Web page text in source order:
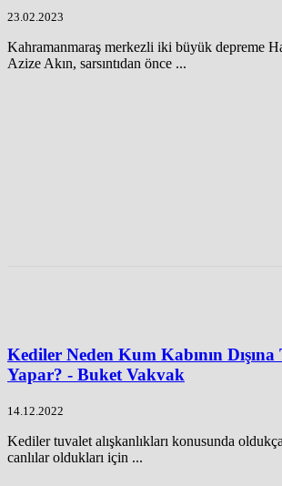
23.02.2023
Kahramanmaraş merkezli iki büyük depreme
Azize Akın, sarsıntıdan önce ...
Kediler Neden Kum Kabının
Yapar? - Buket Vakvak
14.12.2022
Kediler tuvalet alışkanlıkları konusunda
canlılar oldukları için ...